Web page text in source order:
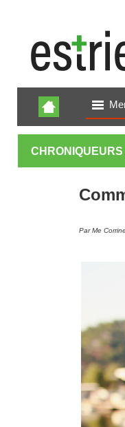
CHRONIQUEURS
Par Me